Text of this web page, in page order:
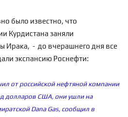
было известно, что
Курдистана заняли
Ирака, - до вчерашнего дня все
экспансию Роснефти:
от российской нефтяной компании
долларов США, они ушли на
Dana Gas, сообщил в